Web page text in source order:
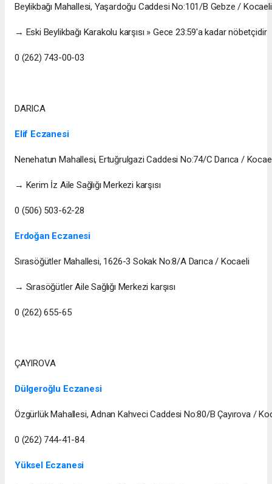
Beylikbağı Mahallesi, Yaşardoğu Caddesi No:101/B Gebze / Kocaeli
→ Eski Beylikbağı Karakolu karşısı » Gece 23:59'a kadar nöbetçidir
0 (262) 743-00-03
DARICA
Elif Eczanesi
Nenehatun Mahallesi, Ertuğrulgazi Caddesi No:74/C Darıca /
→ Kerim İz Aile Sağlığı Merkezi karşısı
0 (506) 503-62-28
Erdoğan Eczanesi
Sırasöğütler Mahallesi, 1626-3 Sokak No:8/A Darıca / Kocaeli
→ Sırasöğütler Aile Sağlığı Merkezi karşısı
0 (262) 655-65
ÇAYIROVA
Dülgeroğlu Eczanesi
Özgürlük Mahallesi, Adnan Kahveci Caddesi No:80/B Çayırova /
0 (262) 744-41-84
Yüksel Eczanesi